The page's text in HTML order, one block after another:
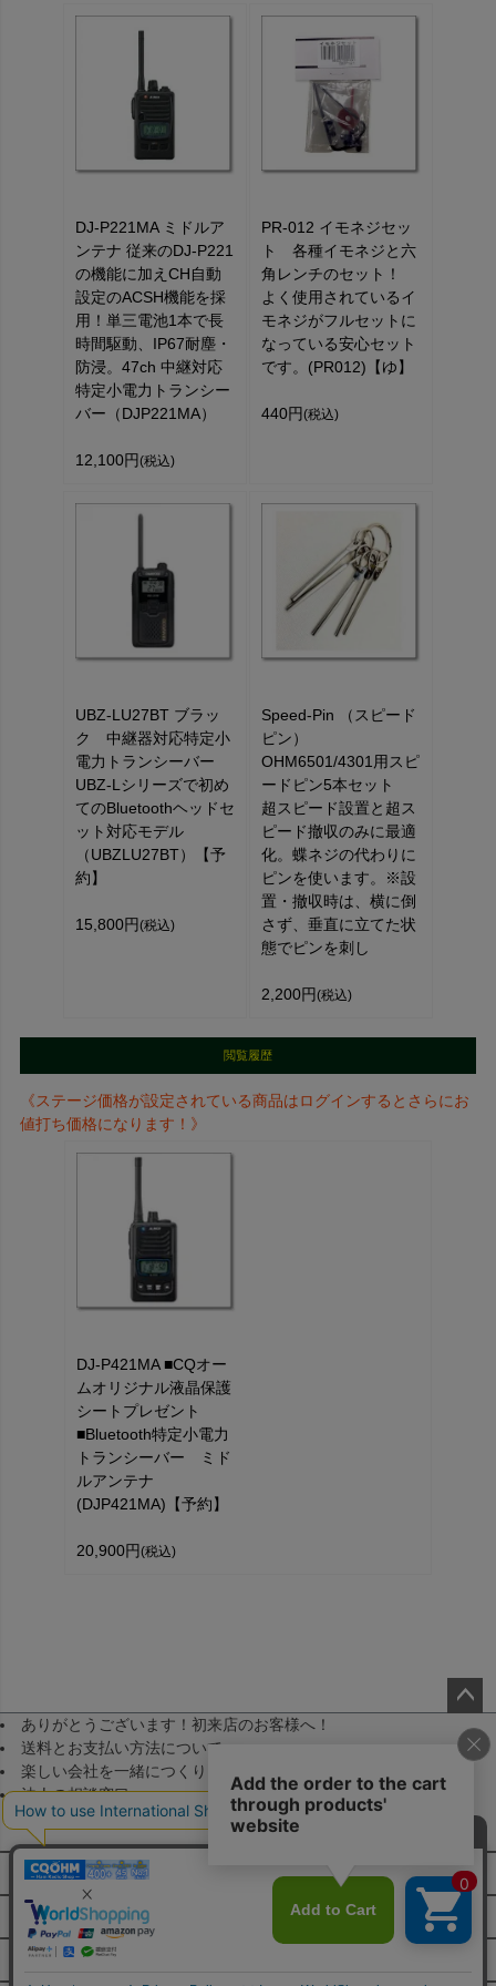
DJ-P221MA ミドルア
ンテナ 従来のDJ-P221
の機能に加えCH自動
設定のACSH機能を採
用！単三電池1本で長
時間駆動、IP67耐塵・
防浸。47ch 中継対応
特定小電力トランシー
バー（DJP221MA）
12,100円 (税込)
PR-012 イモネジセッ
ト 各種イモネジと六
角レンチのセット！
よく使用されているイ
モネジがフルセットに
なっている安心セット
です。(PR012)【ゆ】
440円 (税込)
UBZ-LU27BT ブラッ
ク 中継器対応特定小
電力トランシーバー
UBZ-Lシリーズで初め
てのBluetoothヘッドセ
ット対応モデル
（UBZLU27BT）【予
約】
15,800円 (税込)
Speed-Pin （スピード
ピン）
OHM6501/4301用スピ
ードピン5本セット
超スピード設置と超ス
ピード撤収のみに最適
化。蝶ネジの代わりに
ピンを使います。※設
置・撤収時は、横に倒
さず、垂直に立てた状
態でピンを刺し
2,200円 (税込)
閲覧履歴
《ステージ価格が設定されている商品はログインするとさらにお
値打ち価格になります！》
DJ-P421MA ■CQオー
ムオリジナル液晶保護
シートプレゼント
■Bluetooth特定小電力
トランシーバー ミド
ルアンテナ
(DJP421MA)【予約】
20,900円 (税込)
ペー
ジト
ありがとうございます！初来店のお客様へ！
送料とお支払い方法について
楽しい会社を一緒につくりませんか！（採用）
法人の相談窓口
メールマガジン登録
FAQ・お問い合わせ
特定商取引法に基づく表示